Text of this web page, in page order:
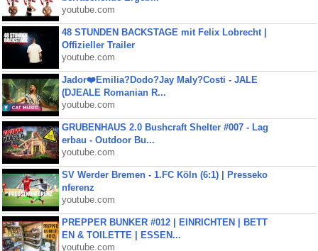
youtube.com
48 STUNDEN BACKSTAGE mit Felix Lobrecht |
Offizieller Trailer
youtube.com
Jador❤️Emilia?Dodo?Jay Maly?Costi - JALE
(DJEALE Romanian R...
youtube.com
GRUBENHAUS 2.0 Bushcraft Shelter #007 - Lag
erbau - Outdoor Bu...
youtube.com
SV Werder Bremen - 1.FC Köln (6:1) | Presseko
nferenz
youtube.com
PREPPER BUNKER #012 | EINRICHTEN | BETT
EN & TOILETTE | ESSEN...
youtube.com